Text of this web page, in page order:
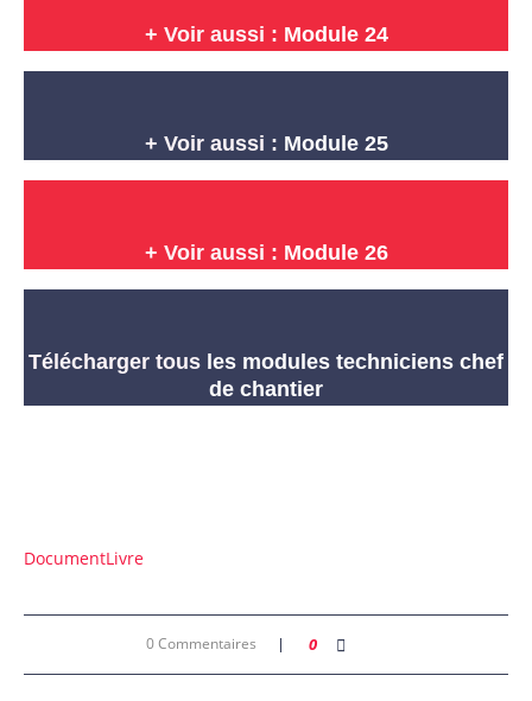
+ Voir aussi : Module 24
+ Voir aussi : Module 25
+ Voir aussi : Module 26
Télécharger tous les modules techniciens chef
de chantier
DocumentLivre
0 Commentaires 0